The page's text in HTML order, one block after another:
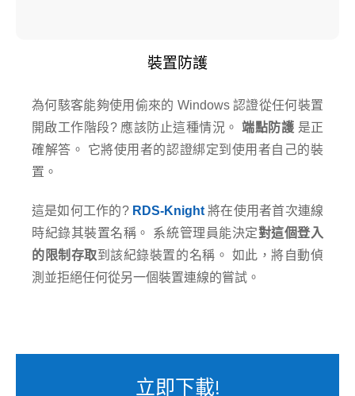
裝置防護
為何駭客能夠使用偷來的 Windows 認證從任何裝置
開啟工作階段? 應該防止這種情況。端點防護 是正
確解答。 它將使用者的認證綁定到使用者自己的裝
置。
這是如何工作的? RDS-Knight將在使用者首次連線
時紀錄其裝置名稱。 系統管理員能決定對這個登入
的限制存取到該紀錄裝置的名稱。 如此，將自動偵
測並拒絕任何從另一個裝置連線的嘗試。
立即下載!